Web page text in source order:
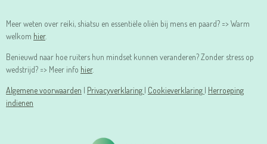
Meer weten over reiki, shiatsu en essentiële oliën bij mens en paard? => Warm
welkom hier.
Benieuwd naar hoe ruiters hun mindset kunnen veranderen? Zonder stress op
wedstrijd? => Meer info hier.
Algemene voorwaarden | Privacyverklaring | Cookieverklaring | Herroeping
indienen